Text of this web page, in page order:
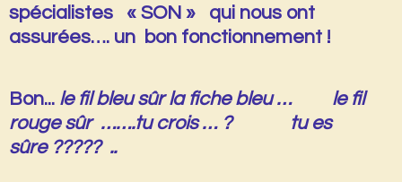
spécialistes « SON » qui nous ont
assurées…. un bon fonctionnement !
Bon... le fil bleu sûr la fiche bleu … le fil
rouge sûr …….tu crois … ? tu es
sûre ????? ..